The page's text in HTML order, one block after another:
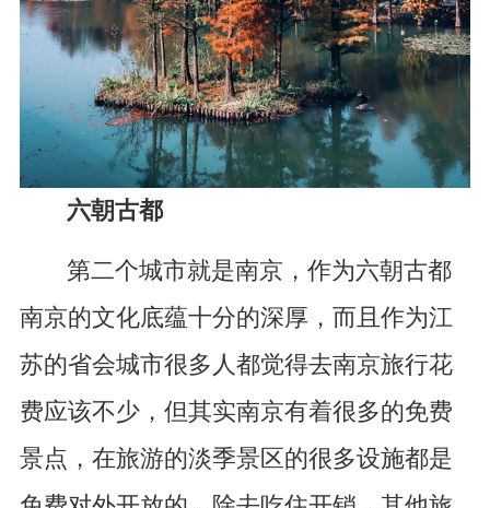
六朝古都
第二个城市就是南京，作为六朝古都
南京的文化底蕴十分的深厚，而且作为江
苏的省会城市很多人都觉得去南京旅行花
费应该不少，但其实南京有着很多的免费
景点，在旅游的淡季景区的很多设施都是